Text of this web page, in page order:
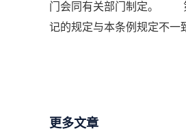
门会同有关部门制定。 第
记的规定与本条例规定不一
更多文章